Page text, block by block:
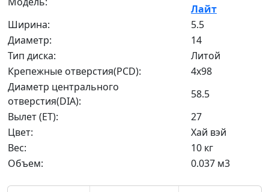
Лайт
Ширина:
5.5
Диаметр:
14
Тип диска:
Литой
Крепежные отверстия(PCD):
4x98
Диаметр центрального
отверстия(DIA):
58.5
Вылет (ET):
27
Цвет:
Хай вэй
Вес:
10 кг
Объем:
0.037 м3